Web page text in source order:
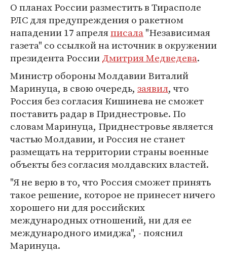
О планах России разместить в Тирасполе
РЛС для предупреждения о ракетном
нападении 17 апреляписала"Независимая
газета" со ссылкой на источник в окружении
президента РоссииДмитрия Медведева.
Министр обороны Молдавии Виталий
Маринуца, в свою очередь, заявил, что
Россия без согласия Кишинева не сможет
поставить радар в Приднестровье. По
словам Маринуца, Приднестровье является
частью Молдавии, и Россия не станет
размещать на территории страны военные
объекты без согласия молдавских властей.
"Я не верю в то, что Россия сможет принять
такое решение, которое не принесет ничего
хорошего ни для российских
международных отношений, ни для ее
международного имиджа", - пояснил
Маринуца.